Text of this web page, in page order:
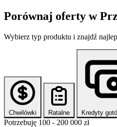
Porównaj oferty w
Wybierz typ produktu i znajdź
Chwilówki Ratalne Kredyty
Potrzebuję 100 - 200 000 zł